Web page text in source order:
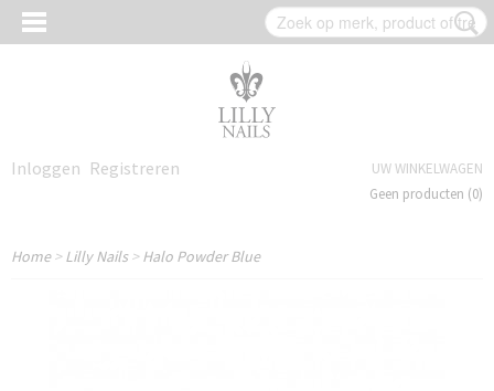
Inloggen Registreren
UW WINKELWAGEN
Geen producten (0)
Home>Lilly Nails>Halo Powder Blue